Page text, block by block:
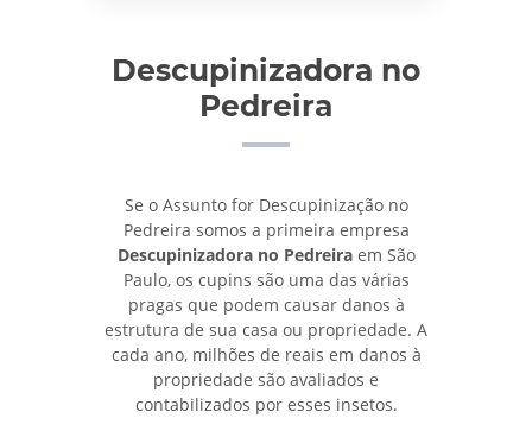
Descupinizadora no
Pedreira
Se o Assunto for Descupinização no
Pedreira somos a primeira empresa
Descupinizadora no Pedreiraem São
Paulo, os cupins são uma das várias
pragas que podem causar danos à
estrutura de sua casa ou propriedade. A
cada ano, milhões de reais em danos à
propriedade são avaliados e
contabilizados por esses insetos.